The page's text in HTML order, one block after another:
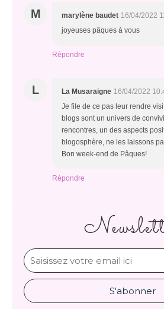
M marylène baudet 16/04/2022
joyeuses pâques à vous
Répondre
L La Musaraigne 16/04/2022
Je file de ce pas leur rendre
blogs sont un univers de
rencontres, un des aspects
blogosphère, ne les laissons
Bon week-end de Pâques!
Répondre